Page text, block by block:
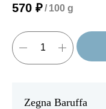
570 ₽/ 100 g
Zegna Baruffa